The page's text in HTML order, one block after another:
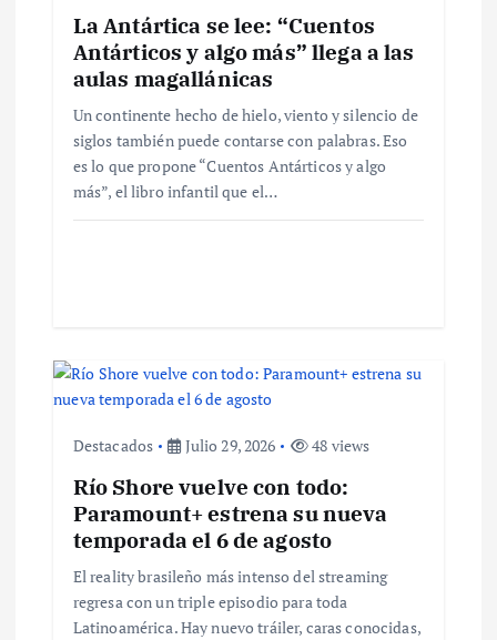
a
La Antártica se lee: “Cuentos
Antárticos y algo más” llega a las
aulas magallánicas
Un continente hecho de hielo, viento y silencio de
siglos también puede contarse con palabras. Eso
es lo que propone “Cuentos Antárticos y algo
más”, el libro infantil que el…
Destacados Julio 29, 2026 48 views
Río Shore vuelve con todo:
Paramount+ estrena su nueva
temporada el 6 de agosto
El reality brasileño más intenso del streaming
regresa con un triple episodio para toda
Latinoamérica. Hay nuevo tráiler, caras conocidas,